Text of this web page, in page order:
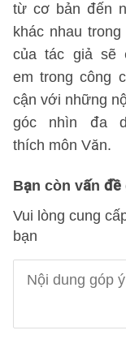
từ cơ bản đến
khác nhau
của tác giả sẽ
em trong công
cận với những
góc nhìn đa
thích môn Văn.
Bạn còn vấn
Vui lòng cung
bạn